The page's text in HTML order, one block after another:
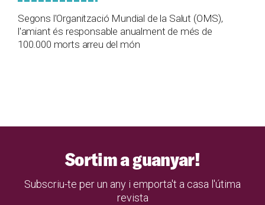
Segons l'Organització Mundial de la Salut (OMS),
l'amiant és responsable anualment de més de
100.000 morts arreu del món
Sortim a guanyar!
Subscriu-te per un any i emporta't a casa l'útima
revista